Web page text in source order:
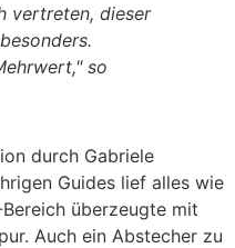
vertreten, dieser
so
durch Gabriele
Guides lief alles wie
überzeugte mit
Auch ein Abstecher zu